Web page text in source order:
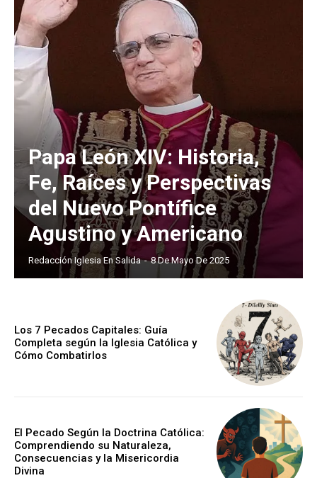
Papa León XIV: Historia,
Fe, Raíces y Perspectivas
del Nuevo Pontífice
Agustino y Americano
Redacción Iglesia En Salida - 8 De Mayo De 2025
Los 7 Pecados Capitales: Guía
Completa según la Iglesia Católica y
Cómo Combatirlos
El Pecado Según la Doctrina Católica:
Comprendiendo su Naturaleza,
Consecuencias y la Misericordia
Divina